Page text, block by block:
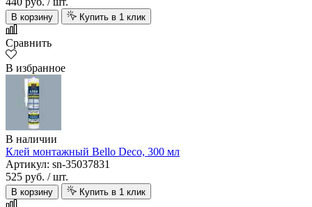
В корзину Купить в 1 клик
Сравнить
В избранное
В наличии
Клей монтажный Bello Deco, 300 мл
Артикул: sn-35037831
525 руб. / шт.
В корзину Купить в 1 клик